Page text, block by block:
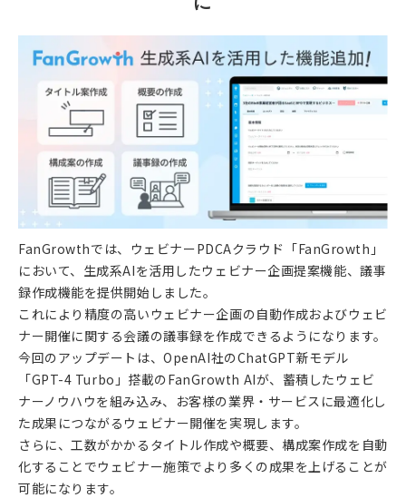
イベント
FanGrowth Studio
FanGrowthでは、ウェビナーPDCAクラウド「FanGrowth」
において、生成系AIを活用したウェビナー企画提案機能、議事
録作成機能を提供開始しました。
これにより精度の高いウェビナー企画の自動作成およびウェビ
ナー開催に関する会議の議事録を作成できるようになります。
今回のアップデートは、OpenAI社のChatGPT新モデル
「GPT-4 Turbo」搭載のFanGrowth AIが、蓄積したウェビ
ナーノウハウを組み込み、お客様の業界・サービスに最適化し
た成果につながるウェビナー開催を実現します。
さらに、工数がかかるタイトル作成や概要、構成案作成を自動
化することでウェビナー施策でより多くの成果を上げることが
可能になります。